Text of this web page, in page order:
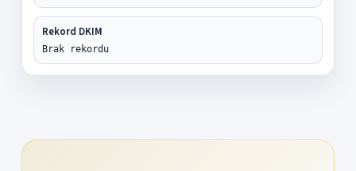
Rekord DKIM
Brak rekordu